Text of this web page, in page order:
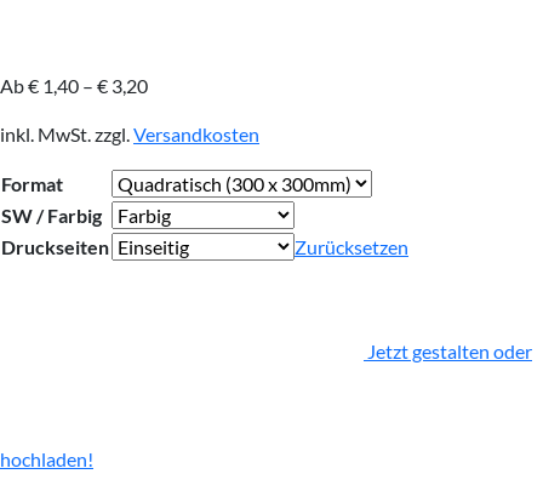
Ab€ 1,40 – € 3,20
inkl. MwSt.zzgl.Versandkosten
Format
SW / Farbig
Druckseiten
Zurücksetzen
Jetzt gestalten oder
hochladen!